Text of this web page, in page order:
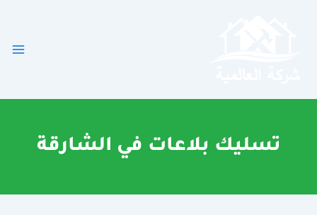
تسليك بلاعات في الشارقة